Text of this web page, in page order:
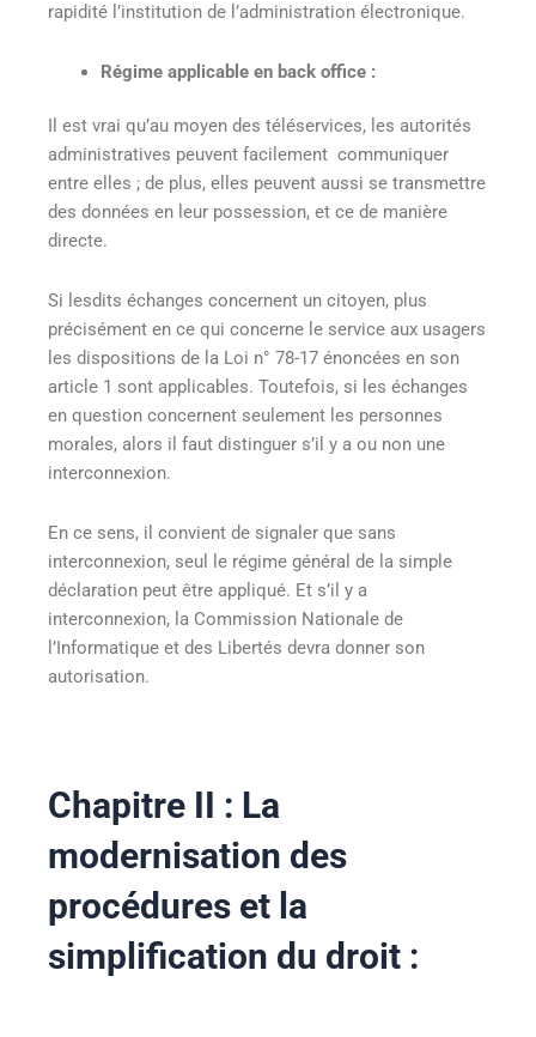
rapidité l’institution de l’administration électronique.
Régime applicable en back office :
Il est vrai qu’au moyen des téléservices, les autorités
administratives peuvent facilement communiquer
entre elles ; de plus, elles peuvent aussi se transmettre
des données en leur possession, et ce de manière
directe.
Si lesdits échanges concernent un citoyen, plus
précisément en ce qui concerne le service aux usagers
les dispositions de la Loi n° 78-17 énoncées en son
article 1 sont applicables. Toutefois, si les échanges
en question concernent seulement les personnes
morales, alors il faut distinguer s’il y a ou non une
interconnexion.
En ce sens, il convient de signaler que sans
interconnexion, seul le régime général de la simple
déclaration peut être appliqué. Et s’il y a
interconnexion, la Commission Nationale de
l’Informatique et des Libertés devra donner son
autorisation.
Chapitre II : La
modernisation des
procédures et la
simplification du droit :